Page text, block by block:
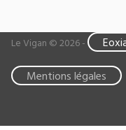
Le Vigan © 2026 -
Mentions légales